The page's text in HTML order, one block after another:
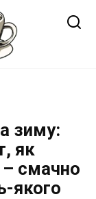
зиму:
як
смачно
якого